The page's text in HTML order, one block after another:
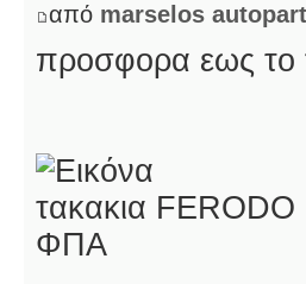
από marselos
προσφορα εως το
τακακια
ΦΠΑ